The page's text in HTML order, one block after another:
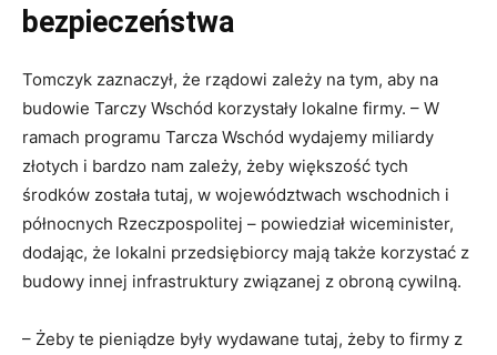
bezpieczeństwa
Tomczyk zaznaczył, że rządowi zależy na tym, aby na
budowie Tarczy Wschód korzystały lokalne firmy. – W
ramach programu Tarcza Wschód wydajemy miliardy
złotych i bardzo nam zależy, żeby większość tych
środków została tutaj, w województwach wschodnich i
północnych Rzeczpospolitej – powiedział wiceminister,
dodając, że lokalni przedsiębiorcy mają także korzystać z
budowy innej infrastruktury związanej z obroną cywilną.
– Żeby te pieniądze były wydawane tutaj, żeby to firmy z